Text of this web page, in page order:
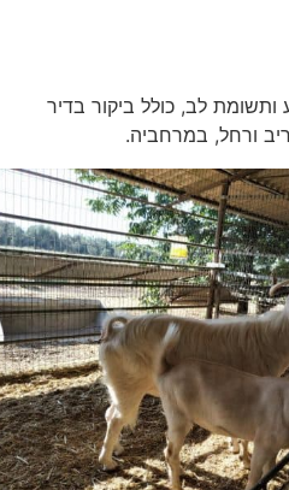
לב, כולל ביקור בדיר
ורחל, במרחביה.